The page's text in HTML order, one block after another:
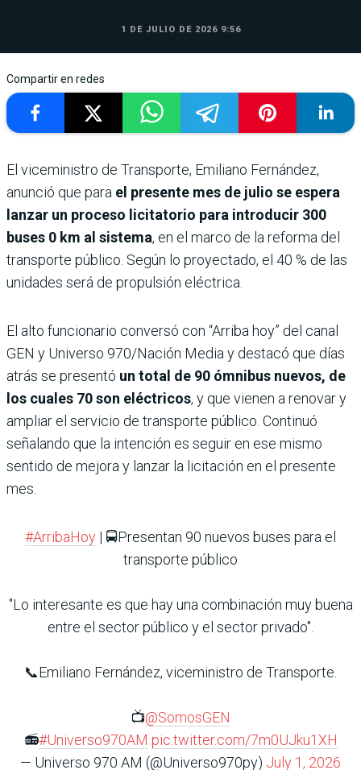
1 DE JULIO DE 2026 9:56
Compartir en redes
El viceministro de Transporte, Emiliano Fernández,
anunció que para el presente mes de julio se espera
lanzar un proceso licitatorio para introducir 300
buses 0 km al sistema, en el marco de la reforma del
transporte público. Según lo proyectado, el 40 % de las
unidades será de propulsión eléctrica.
El alto funcionario conversó con “Arriba hoy” del canal
GEN y Universo 970/Nación Media y destacó que días
atrás se presentó un total de 90 ómnibus nuevos, de
los cuales 70 son eléctricos, y que vienen a renovar y
ampliar el servicio de transporte público. Continuó
señalando que la intención es seguir en ese mismo
sentido de mejora y lanzar la licitación en el presente
mes.
#ArribaHoy | 🚍Presentan 90 nuevos buses para el
transporte público
"Lo interesante es que hay una combinación muy buena
entre el sector público y el sector privado".
📞Emiliano Fernández, viceministro de Transporte.
📺@SomosGEN
📻#Universo970AM pic.twitter.com/7m0UJku1XH
— Universo 970 AM (@Universo970py) July 1, 2026